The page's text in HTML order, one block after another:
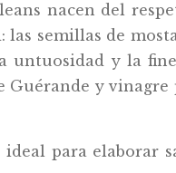
nacen del
semillas de
y la
Guérande y
para elaborar